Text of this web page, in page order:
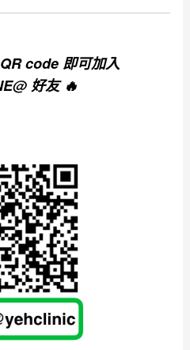
code 即可加入
好友 🔥